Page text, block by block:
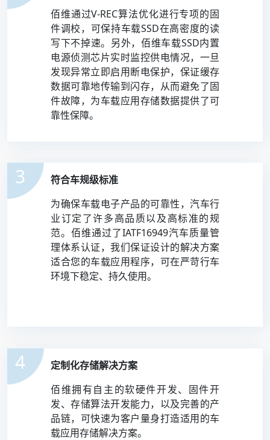
佰维通过V-REC算法优化进行专项的固
件调校，可保持车载SSD在高密度的读
写下不掉速。另外，佰维车载SSD内置
电源侦测芯片实时监控供电情况，一旦
发现异常立即启用断电保护，保证缓存
数据可靠地传输到闪存，从而避免了固
件故障，为车载应用存储数据提供了可
靠性保障。
3
符合车规级标准
为确保车载电子产品的可靠性，汽车行
业订定了许多高品质以及高标准的规
范。佰维通过了IATF16949汽车质量管
理体系认证，我们保证设计的解决方案
适合您的车载应用程序，可在严苛行车
环境下稳定、持久使用。
4
定制化存储解决方案
佰维拥有自主的软硬件开发、固件开
发、存储算法开发能力，以及完善的产
品链，可快速为客户量身打造适用的车
载应用存储解决方案。